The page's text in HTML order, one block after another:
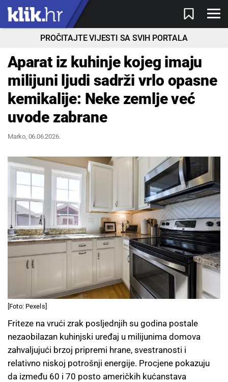
PROČITAJTE VIJESTI SA SVIH PORTALA
Aparat iz kuhinje kojeg imaju
milijuni ljudi sadrži vrlo opasne
kemikalije: Neke zemlje već
uvode zabrane
Marko, 06.06.2026.
[Foto: Pexels]
Friteze na vrući zrak posljednjih su godina postale
nezaobilazan kuhinjski uređaj u milijunima domova
zahvaljujući brzoj pripremi hrane, svestranosti i
relativno niskoj potrošnji energije. Procjene pokazuju
da između 60 i 70 posto američkih kućanstava